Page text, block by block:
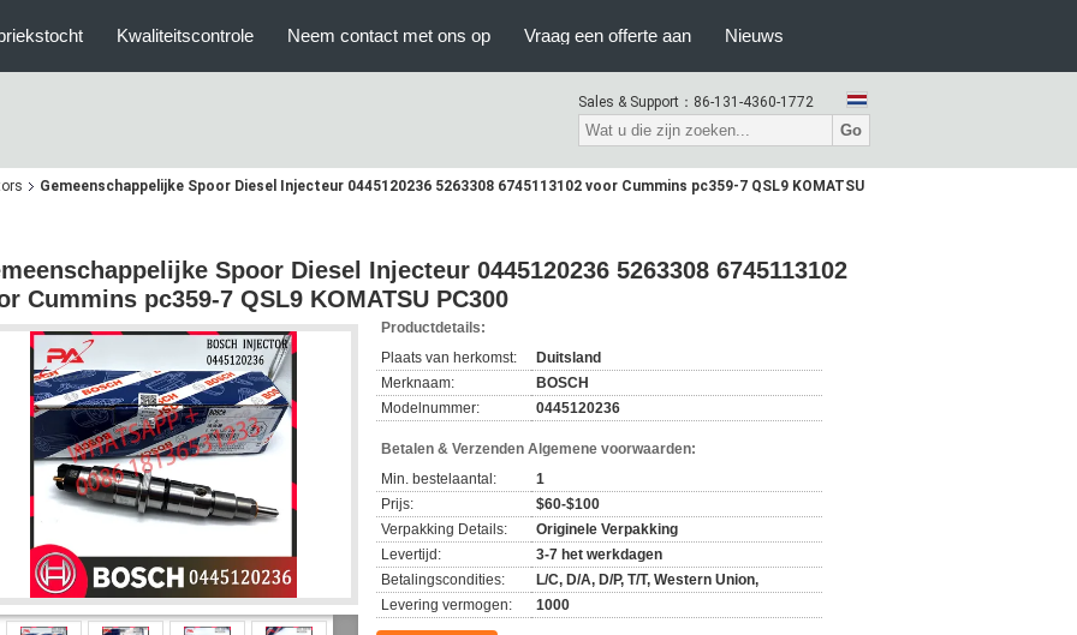
Kwaliteitscontrole Neem contact met ons op Vraag een offerte aan Nieuws
Sales & Support： 86-131-4360-1772
Go
Gemeenschappelijke Spoor Diesel Injecteur 0445120236 5263308 6745113102 voor Cummins pc359-7 QSL9 KOMATSU
Spoor Diesel Injecteur 0445120236 5263308 6745113102
Cummins pc359-7 QSL9 KOMATSU PC300
Productdetails:
Plaats van herkomst:
Duitsland
Merknaam:
BOSCH
Modelnummer:
0445120236
Betalen & Verzenden Algemene voorwaarden:
Min. bestelaantal:
1
Prijs:
$60-$100
Verpakking Details:
Originele Verpakking
Levertijd:
3-7 het werkdagen
Betalingscondities:
L/C, D/A, D/P, T/T, Western Union,
Levering vermogen:
1000